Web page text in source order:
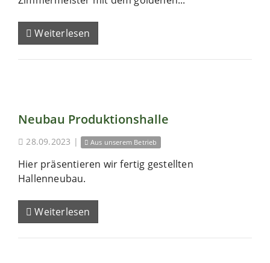
Weiterlesen
Neubau Produktionshalle
28.09.2023 | Aus unserem Betrieb
Hier präsentieren wir fertig gestellten
Hallenneubau.
Weiterlesen